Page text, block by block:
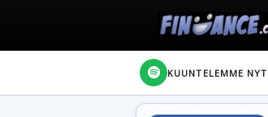
KUUNTELEMME NYT